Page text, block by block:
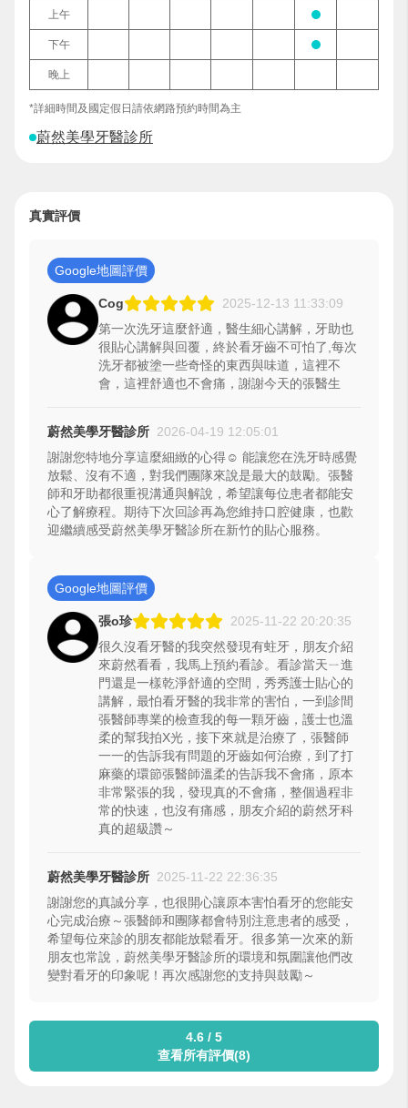
上午
下午
晚上
*詳細時間及國定假日請依網路預約時間為主
蔚然美學牙醫診所
真實評價
Google地圖評價
Cog
2025-12-13 11:33:09
第一次洗牙這麼舒適，醫生細心講解，牙助也
很貼心講解與回覆，終於看牙齒不可怕了,每次
洗牙都被塗一些奇怪的東西與味道，這裡不
會，這裡舒適也不會痛，謝謝今天的張醫生
蔚然美學牙醫診所 2026-04-19 12:05:01
謝謝您特地分享這麼細緻的心得☺️ 能讓您在洗牙時感覺
放鬆、沒有不適，對我們團隊來說是最大的鼓勵。張醫
師和牙助都很重視溝通與解說，希望讓每位患者都能安
心了解療程。期待下次回診再為您維持口腔健康，也歡
迎繼續感受蔚然美學牙醫診所在新竹的貼心服務。
Google地圖評價
張o珍
2025-11-22 20:20:35
很久沒看牙醫的我突然發現有蛀牙，朋友介紹
來蔚然看看，我馬上預約看診。看診當天ㄧ進
門還是一樣乾淨舒適的空間，秀秀護士貼心的
講解，最怕看牙醫的我非常的害怕，一到診間
張醫師專業的檢查我的每一顆牙齒，護士也溫
柔的幫我拍X光，接下來就是治療了，張醫師
一一的告訴我有問題的牙齒如何治療，到了打
麻藥的環節張醫師溫柔的告訴我不會痛，原本
非常緊張的我，發現真的不會痛，整個過程非
常的快速，也沒有痛感，朋友介紹的蔚然牙科
真的超級讚～
蔚然美學牙醫診所 2025-11-22 22:36:35
謝謝您的真誠分享，也很開心讓原本害怕看牙的您能安
心完成治療～張醫師和團隊都會特別注意患者的感受，
希望每位來診的朋友都能放鬆看牙。很多第一次來的新
朋友也常說，蔚然美學牙醫診所的環境和氛圍讓他們改
變對看牙的印象呢！再次感謝您的支持與鼓勵～
4.6 / 5
查看所有評價(8)